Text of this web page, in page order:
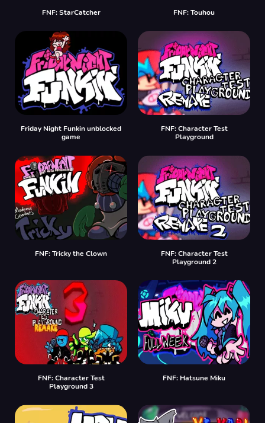
FNF: StarCatcher FNF: Touhou
Friday Night Funkin unblocked
game
FNF: Character Test
Playground
FNF: Tricky the Clown
FNF: Character Test
Playground 2
FNF: Character Test
Playground 3
FNF: Hatsune Miku